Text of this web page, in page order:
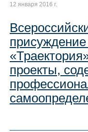
12 января 2016 г.
проекты,